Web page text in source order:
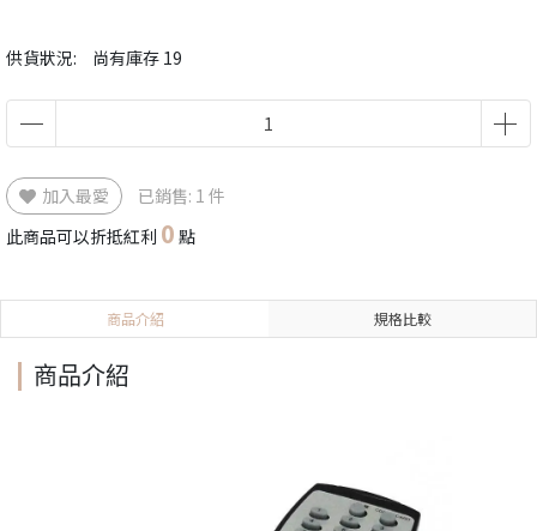
供貨狀況: 尚有庫存 19
加入最愛
已銷售: 1 件
此商品可以折抵紅利 0 點
商品介紹 規格比較
商品介紹